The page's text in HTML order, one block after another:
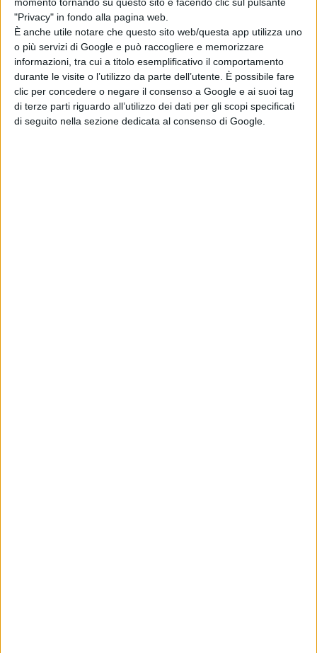
"Privacy" in fondo alla pagina web.
È anche utile notare che questo sito web/questa app utilizza uno
o più servizi di Google e può raccogliere e memorizzare
informazioni, tra cui a titolo esemplificativo il comportamento
durante le visite o l’utilizzo da parte dell’utente. È possibile fare
clic per concedere o negare il consenso a Google e ai suoi tag
di terze parti riguardo all’utilizzo dei dati per gli scopi specificati
di seguito nella sezione dedicata al consenso di Google.
tratta di un attacco ma un test per misurare quanto sia
robusta la struttura mondiale del web. Potrebbe essere
messo in atto contro la Borsa di Londra e l'economia
mondiale soffrirebbe gravi conseguenze. Ad avere
interesse a sferrare azioni di questo tipo sono diversi